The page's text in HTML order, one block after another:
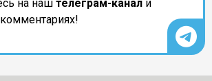
на наш телеграм-канал и